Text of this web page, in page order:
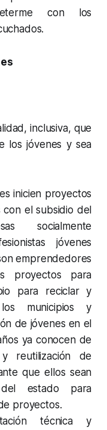
con los
inclusiva, que
los jóvenes y sea
inicien proyectos
con el subsidio del
socialmente
jóvenes
emprendedores
proyectos para
para reciclar y
municipios y
de jóvenes en el
ya conocen de
y reutilización de
que ellos sean
estado para
proyectos.
técnica y